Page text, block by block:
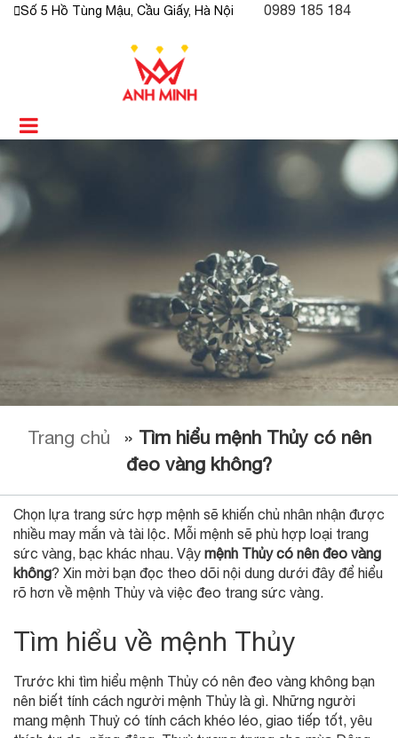
Số 5 Hồ Tùng Mậu, Cầu Giấy, Hà Nội 0989 185 184
Trang chủ » Tìm hiểu mệnh Thủy có nên
đeo vàng không?
Chọn lựa trang sức hợp mệnh sẽ khiến chủ nhân nhận được
nhiều may mắn và tài lộc. Mỗi mệnh sẽ phù hợp loại trang
sức vàng, bạc khác nhau. Vậy mệnh Thủy có nên đeo vàng
không? Xin mời bạn đọc theo dõi nội dung dưới đây để hiểu
rõ hơn về mệnh Thủy và việc đeo trang sức vàng.
Tìm hiểu về mệnh Thủy
Trước khi tìm hiểu mệnh Thủy có nên đeo vàng không bạn
nên biết tính cách người mệnh Thủy là gì. Những người
mang mệnh Thuỷ có tính cách khéo léo, giao tiếp tốt, yêu